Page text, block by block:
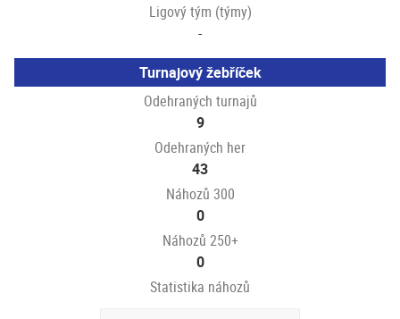
Ligový tým (týmy)
-
Turnajový žebříček
Odehraných turnajů
9
Odehraných her
43
Náhozů 300
0
Náhozů 250+
0
Statistika náhozů